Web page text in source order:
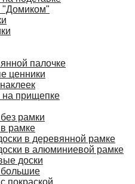
"Домиком"
палочке
ценники
прищепке
рамки
рамке
в деревянной рамке
в алюминиевой рамке
доски
покраской